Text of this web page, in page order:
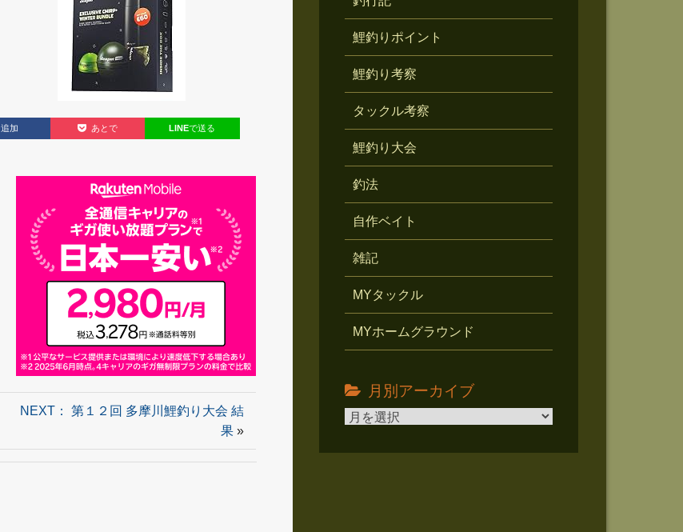
追加 あとで LINEで送る
NEXT： 第１２回 多摩川鯉釣り大会 結
果»
鯉釣りポイント
鯉釣り考察
タックル考察
鯉釣り大会
釣法
自作ベイト
雑記
MYタックル
MYホームグラウンド
月別アーカイブ